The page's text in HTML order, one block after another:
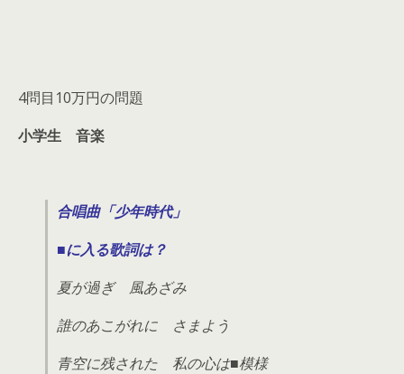
4問目10万円の問題
小学生 音楽
合唱曲「少年時代」
■に入る歌詞は？
夏が過ぎ 風あざみ
誰のあこがれに さまよう
青空に残された 私の心は■模様